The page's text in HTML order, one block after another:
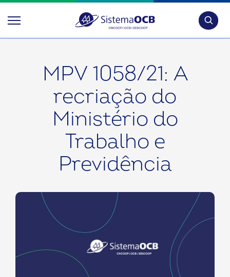
MPV 1058/21: A
recriação do
Ministério do
Trabalho e
Previdência